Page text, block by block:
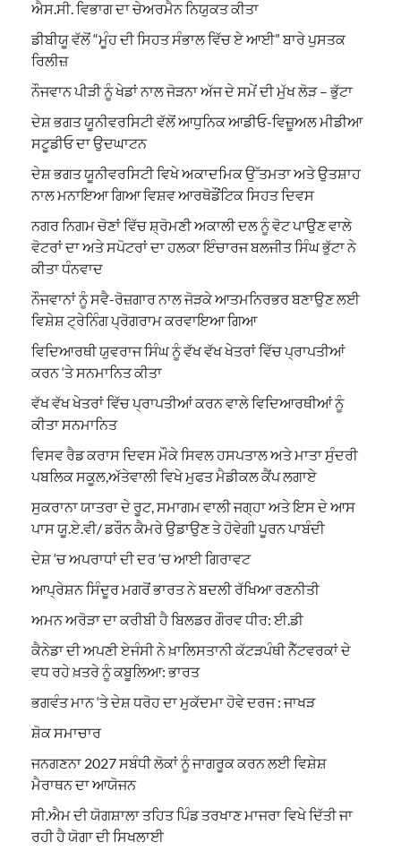
ਐਸ.ਸੀ. ਵਿਭਾਗ ਦਾ ਚੇਅਰਮੈਨ ਨਿਯੁਕਤ ਕੀਤਾ
ਡੀਬੀਯੂ ਵੱਲੋਂ “ਮੂੰਹ ਦੀ ਸਿਹਤ ਸੰਭਾਲ ਵਿੱਚ ਏ ਆਈ” ਬਾਰੇ ਪੁਸਤਕ
ਰਿਲੀਜ਼
ਨੌਜਵਾਨ ਪੀੜੀ ਨੂੰ ਖੇਡਾਂ ਨਾਲ ਜੋੜਨਾ ਅੱਜ ਦੇ ਸਮੇਂ ਦੀ ਮੁੱਖ ਲੋੜ – ਭੁੱਟਾ
ਦੇਸ਼ ਭਗਤ ਯੂਨੀਵਰਸਿਟੀ ਵੱਲੋਂ ਆਧੁਨਿਕ ਆਡੀਓ-ਵਿਜ਼ੂਅਲ ਮੀਡੀਆ
ਸਟੂਡੀਓ ਦਾ ਉਦਘਾਟਨ
ਦੇਸ਼ ਭਗਤ ਯੂਨੀਵਰਸਿਟੀ ਵਿਖੇ ਅਕਾਦਮਿਕ ਉੱਤਮਤਾ ਅਤੇ ਉਤਸ਼ਾਹ
ਨਾਲ ਮਨਾਇਆ ਗਿਆ ਵਿਸ਼ਵ ਆਰਥੋਡੌਂਟਿਕ ਸਿਹਤ ਦਿਵਸ
ਨਗਰ ਨਿਗਮ ਚੋਣਾਂ ਵਿੱਚ ਸ਼੍ਰੋਮਣੀ ਅਕਾਲੀ ਦਲ ਨੂੰ ਵੋਟ ਪਾਉਣ ਵਾਲੇ
ਵੋਟਰਾਂ ਦਾ ਅਤੇ ਸਪੋਟਰਾਂ ਦਾ ਹਲਕਾ ਇੰਚਾਰਜ ਬਲਜੀਤ ਸਿੰਘ ਭੁੱਟਾ ਨੇ
ਕੀਤਾ ਧੰਨਵਾਦ
ਨੌਜਵਾਨਾਂ ਨੂੰ ਸਵੈ-ਰੋਜ਼ਗਾਰ ਨਾਲ ਜੋੜਕੇ ਆਤਮਨਿਰਭਰ ਬਣਾਉਣ ਲਈ
ਵਿਸ਼ੇਸ਼ ਟ੍ਰੇਨਿੰਗ ਪ੍ਰੋਗਰਾਮ ਕਰਵਾਇਆ ਗਿਆ
ਵਿਦਿਆਰਥੀ ਯੁਵਰਾਜ ਸਿੰਘ ਨੂੰ ਵੱਖ ਵੱਖ ਖੇਤਰਾਂ ਵਿੱਚ ਪ੍ਰਾਪਤੀਆਂ
ਕਰਨ ‘ਤੇ ਸਨਮਾਨਿਤ ਕੀਤਾ
ਵੱਖ ਵੱਖ ਖੇਤਰਾਂ ਵਿੱਚ ਪ੍ਰਾਪਤੀਆਂ ਕਰਨ ਵਾਲੇ ਵਿਦਿਆਰਥੀਆਂ ਨੂੰ
ਕੀਤਾ ਸਨਮਾਨਿਤ
ਵਿਸਵ ਰੈਡ ਕਰਾਸ ਦਿਵਸ ਮੌਕੇ ਸਿਵਲ ਹਸਪਤਾਲ ਅਤੇ ਮਾਤਾ ਸੁੰਦਰੀ
ਪਬਲਿਕ ਸਕੂਲ,ਅੱਤੇਵਾਲੀ ਵਿਖੇ ਮੁਫਤ ਮੈਡੀਕਲ ਕੈਂਪ ਲਗਾਏ
ਸੁਕਰਾਨਾ ਯਾਤਰਾ ਦੇ ਰੂਟ, ਸਮਾਗਮ ਵਾਲੀ ਜਗ੍ਹਾ ਅਤੇ ਇਸ ਦੇ ਆਸ
ਪਾਸ ਯੂ.ਏ.ਵੀ/ ਡਰੌਨ ਕੈਮਰੇ ਉਡਾਉਣ ਤੇ ਹੋਵੇਗੀ ਪੂਰਨ ਪਾਬੰਦੀ
ਦੇਸ਼ ‘ਚ ਅਪਰਾਧਾਂ ਦੀ ਦਰ ‘ਚ ਆਈ ਗਿਰਾਵਟ
ਆਪ੍ਰੇਸ਼ਨ ਸਿੰਦੂਰ ਮਗਰੋਂ ਭਾਰਤ ਨੇ ਬਦਲੀ ਰੱਖਿਆ ਰਣਨੀਤੀ
ਅਮਨ ਅਰੋੜਾ ਦਾ ਕਰੀਬੀ ਹੈ ਬਿਲਡਰ ਗੌਰਵ ਧੀਰ: ਈ.ਡੀ
ਕੈਨੇਡਾ ਦੀ ਅਪਣੀ ਏਜੰਸੀ ਨੇ ਖ਼ਾਲਿਸਤਾਨੀ ਕੱਟੜਪੰਥੀ ਨੈੱਟਵਰਕਾਂ ਦੇ
ਵਧ ਰਹੇ ਖ਼ਤਰੇ ਨੂੰ ਕਬੂਲਿਆ: ਭਾਰਤ
ਭਗਵੰਤ ਮਾਨ ‘ਤੇ ਦੇਸ਼ ਧਰੋਹ ਦਾ ਮੁਕੱਦਮਾ ਹੋਵੇ ਦਰਜ : ਜਾਖੜ
ਸ਼ੋਕ ਸਮਾਚਾਰ
ਜਨਗਣਨਾ 2027 ਸਬੰਧੀ ਲੋਕਾਂ ਨੂੰ ਜਾਗਰੂਕ ਕਰਨ ਲਈ ਵਿਸ਼ੇਸ਼
ਮੈਰਾਥਨ ਦਾ ਆਯੋਜਨ
ਸੀ.ਐਮ ਦੀ ਯੋਗਸ਼ਾਲਾ ਤਹਿਤ ਪਿੰਡ ਤਰਖਾਣ ਮਾਜਰਾ ਵਿਖੇ ਦਿੱਤੀ ਜਾ
ਰਹੀ ਹੈ ਯੋਗਾ ਦੀ ਸਿਖਲਾਈ